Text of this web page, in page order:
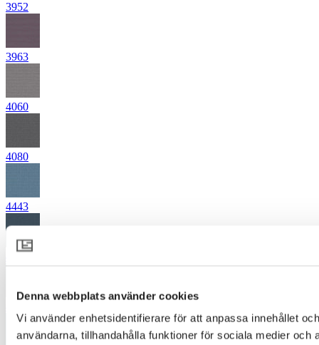
Denna webbplats använder cookies
Vi använder enhetsidentifierare för att anpassa innehållet
användarna, tillhandahålla funktioner för sociala medier och
3952
3963
4060
4080
4443
4463